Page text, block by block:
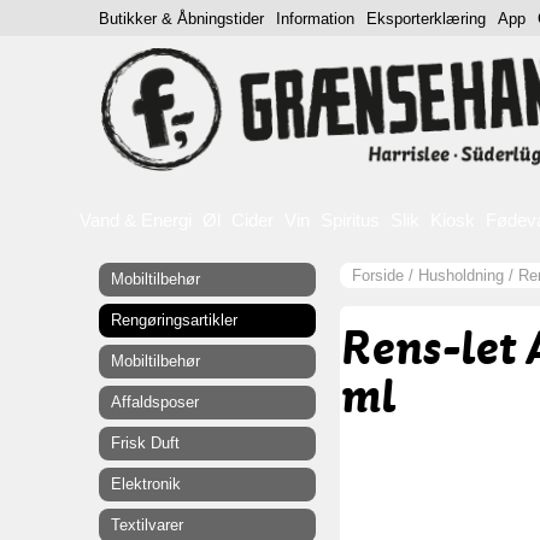
Forside / Husholdning /
Rens-let
ml
Mobiltilbehør
Rengøringsartikler
Mobiltilbehør
Affaldsposer
Frisk Duft
Elektronik
Textilvarer
Butikker & Åbningstider Information Eksporterklæring App